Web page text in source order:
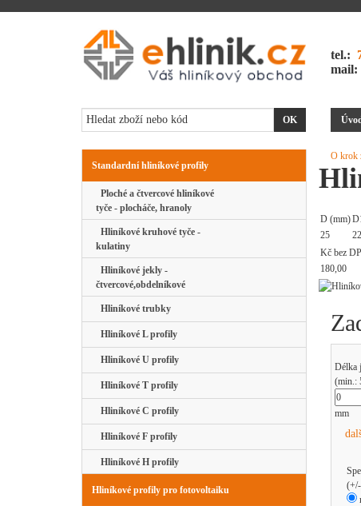
tel.:
mail:
Standardní hliníkové profily
Ploché a čtvercové hliníkové
tyče - plocháče, hranoly
Hliníkové kruhové tyče -
kulatiny
Hliníkové jekly -
čtvercové,obdelníkové
Hliníkové trubky
Hliníkové L profily
Hliníkové U profily
Hliníkové T profily
Hliníkové C profily
Hliníkové F profily
Hliníkové H profily
Hliníkové profily pro fotovoltaiku
O krok
D (mm)
25
22
Kč bez
180,00
Délka
(min.:
mm